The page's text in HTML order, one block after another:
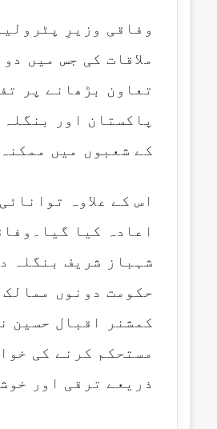
a
n
l
وفاقی وزیرِ
ملاقات کی جس میں
تعاون بڑھانے پر
پاکستان اور
کے شعبوں میں
اس کے علاوہ
اعادہ کیا
شہباز شریف بنگلہ
حکومت دونوں
کمشنر اقبال حسین
مستحکم کرنے کی
ذریعے ترقی اور